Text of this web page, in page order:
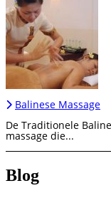
Balinese Massage
De Traditionele
massage die...
Blog